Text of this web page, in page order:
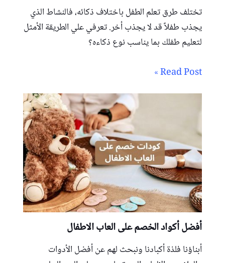
تختلف طرق تعلم الطفل باختلاف ذكائه، فالنشاط الذي
يجذب طفلاً قد لا يجذب أخر. تعرفي علي الطريقة الأمثل
لتعليم طفلك بما يناسب نوع ذكاءه؟
Read Post »
أفضل أكواد الخصم على العاب الاطفال
أبناؤنا فلذة أكبادنا ونبحث لهم عن أفضل الأدوات